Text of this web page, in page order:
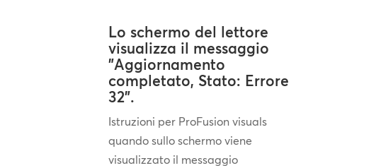
Lo schermo del lettore
visualizza il messaggio
"Aggiornamento
completato, Stato: Errore
32".
Istruzioni per ProFusion visuals
quando sullo schermo viene
visualizzato il messaggio